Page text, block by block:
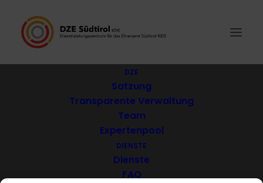
DZE
Satzung
Transparente Verwaltung
Team
Expertenpool
DIENSTE
Dienste
FAQ
Netzwerk der Eltern-
Kind-Zentren Südtirols